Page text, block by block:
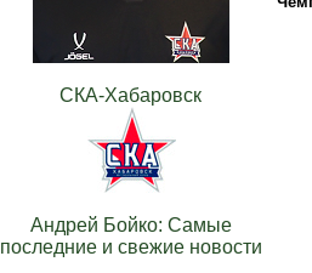
СКА-Хабаровск
Андрей Бойко: Самые
последние и свежие новости